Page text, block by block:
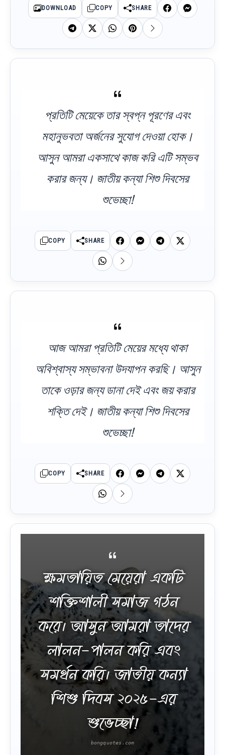
DOWNLOAD COPY SHARE
প্রতিটি মেয়েকে তার স্বপ্ন পূরণের এবং
মহানুভবতা অর্জনের সুযোগ দেওয়া হোক।
আসুন আমরা একসাথে কাজ করি এটি সম্ভব
করার জন্য। জাতীয় কন্যা শিশু দিবসের
শুভেচ্ছা!
COPY SHARE
আজ আমরা প্রতিটি মেয়ের মধ্যে থাকা
অবিশ্বাস্য সম্ভাবনা উদযাপন করছি। আসুন
তাকে ওড়ার জন্য ডানা দেই এবং জয় করার
শক্তি দেই। জাতীয় কন্যা শিশু দিবসের
শুভেচ্ছা!
COPY SHARE
ক্ষমতায়িত মেয়েরা একটি
শক্তিশালী সমাজ গঠন
করে। আসুন আমরা তাদের
লালন-পালন করি এবং
সমর্থন করি। জাতীয় কন্যা
শিশু দিবস ২০২৫-এর
শুভেচ্ছা!